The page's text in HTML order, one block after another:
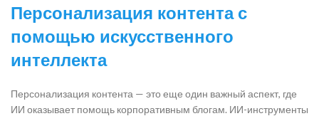
Персонализация контента с
помощью искусственного
интеллекта
Персонализация контента — это еще один важный аспект, где
ИИ оказывает помощь корпоративным блогам. ИИ-инструменты